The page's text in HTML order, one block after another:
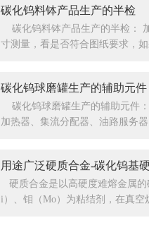
碳化钨料钵产品生产的半检
碳化钨料钵产品生产的半检：
寸测量，看是否符合图纸要求，
碳化钨球磨罐生产的辅助元件
碳化钨球磨罐生产的辅助元件
加热器、集流分配器、油路服务
用途广泛硬质合金-碳化钨基
硬质合金是以高硬度难熔金属
i）、钼（Mo）为粘结剂，在真